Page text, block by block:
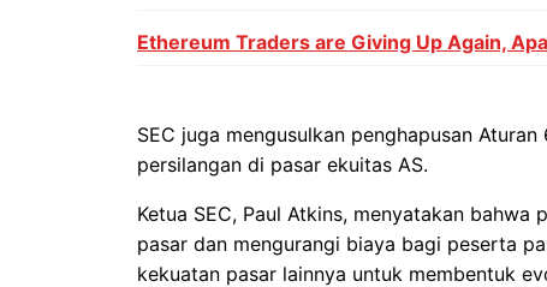
Ethereum Traders are Giving Up Again,
SEC juga mengusulkan penghapusan
persilangan di pasar ekuitas AS.
Ketua SEC, Paul Atkins, menyatakan
pasar dan mengurangi biaya bagi peserta
kekuatan pasar lainnya untuk membentuk